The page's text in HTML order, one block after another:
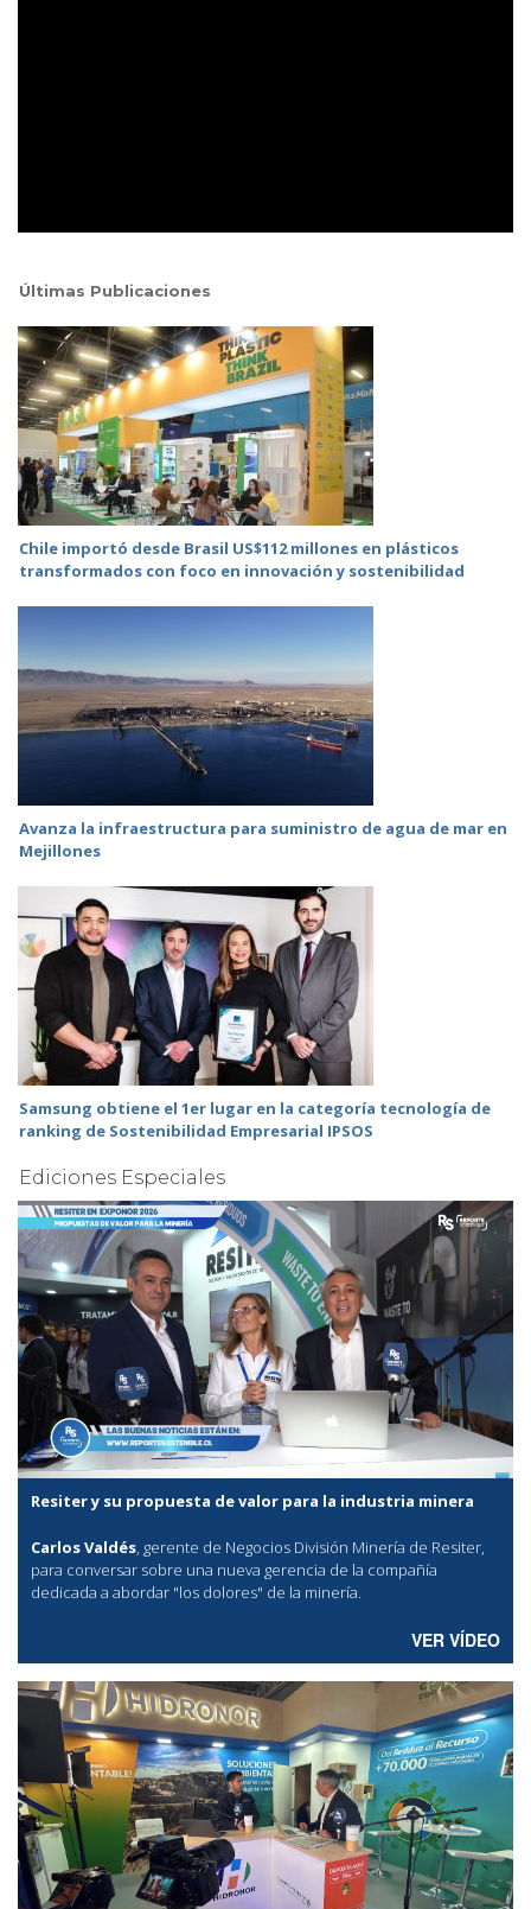
Últimas Publicaciones
Chile importó desde Brasil US$112 millones en plásticos
transformados con foco en innovación y sostenibilidad
Avanza la infraestructura para suministro de agua de mar en
Mejillones
Samsung obtiene el 1er lugar en la categoría tecnología de
ranking de Sostenibilidad Empresarial IPSOS
Ediciones Especiales
Resiter y su propuesta de valor para la industria minera
Carlos Valdés, gerente de Negocios División Minería de Resiter,
para conversar sobre una nueva gerencia de la compañía
dedicada a abordar "los dolores" de la minería.
VER VÍDEO